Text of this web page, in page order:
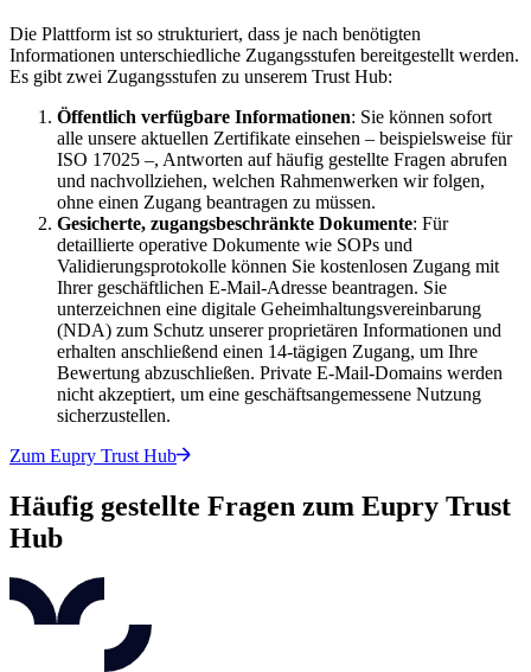
Die Plattform ist so strukturiert, dass je nach benötigten
Informationen unterschiedliche Zugangsstufen bereitgestellt werden.
Es gibt zwei Zugangsstufen zu unserem Trust Hub:
Öffentlich verfügbare Informationen: Sie können sofort
alle unsere aktuellen Zertifikate einsehen – beispielsweise für
ISO 17025 –, Antworten auf häufig gestellte Fragen abrufen
und nachvollziehen, welchen Rahmenwerken wir folgen,
ohne einen Zugang beantragen zu müssen.
Gesicherte, zugangsbeschränkte Dokumente: Für
detaillierte operative Dokumente wie SOPs und
Validierungsprotokolle können Sie kostenlosen Zugang mit
Ihrer geschäftlichen E-Mail-Adresse beantragen. Sie
unterzeichnen eine digitale Geheimhaltungsvereinbarung
(NDA) zum Schutz unserer proprietären Informationen und
erhalten anschließend einen 14-tägigen Zugang, um Ihre
Bewertung abzuschließen. Private E-Mail-Domains werden
nicht akzeptiert, um eine geschäftsangemessene Nutzung
sicherzustellen.
Zum Eupry Trust Hub
Häufig gestellte Fragen zum Eupry Trust
Hub